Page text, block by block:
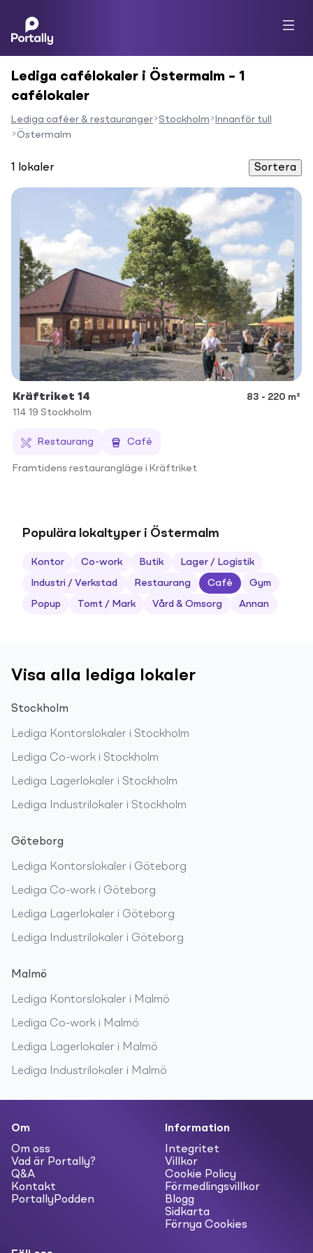
Lediga cafélokaler i Östermalm – 1
cafélokaler
Lediga caféer & restauranger Stockholm
Innanför tull
Östermalm
1 lokaler Sortera
Kräftriket 14
83 - 220 m²
114 19 Stockholm
Restaurang Café
Framtidens restaurangläge i Kräftriket
Populära lokaltyper i Östermalm
Kontor Co-work Butik Lager / Logistik
Industri / Verkstad Restaurang Café Gym
Popup Tomt / Mark Vård & Omsorg Annan
Visa alla lediga lokaler
Stockholm
Lediga Kontorslokaler i Stockholm
Lediga Co-work i Stockholm
Lediga Lagerlokaler i Stockholm
Lediga Industrilokaler i Stockholm
Göteborg
Lediga Kontorslokaler i Göteborg
Lediga Co-work i Göteborg
Lediga Lagerlokaler i Göteborg
Lediga Industrilokaler i Göteborg
Malmö
Lediga Kontorslokaler i Malmö
Lediga Co-work i Malmö
Lediga Lagerlokaler i Malmö
Lediga Industrilokaler i Malmö
Om
Om oss
Vad är Portally?
Q&A
Kontakt
PortallyPodden
Information
Integritet
Villkor
Cookie Policy
Förmedlingsvillkor
Blogg
Sidkarta
Förnya Cookies